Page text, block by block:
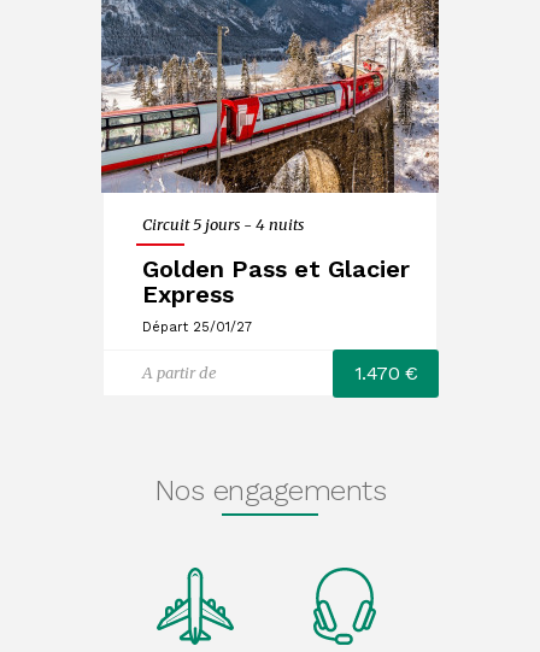
Circuit 5 jours - 4 nuits
Golden Pass et Glacier
Express
Départ 25/01/27
A partir de 1.470 €
Nos engagements